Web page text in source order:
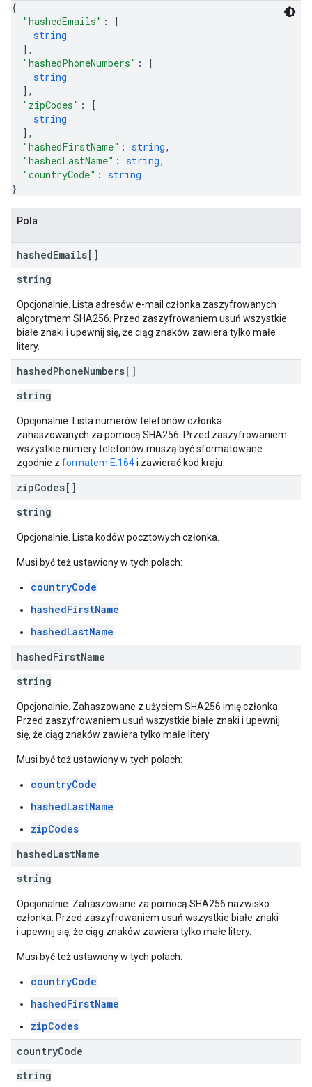
{
"hashedEmails" :
[
string
] ,
"hashedPhoneNumbers" :
[
string
] ,
"zipCodes" :
[
string
] ,
"hashedFirstName" : string,
"hashedLastName" : string,
"countryCode" : string
}
Pola
hashedEmails[]
string
Opcjonalnie. Lista adresów e-mail członka zaszyfrowanych
algorytmem SHA256. Przed zaszyfrowaniem usuń wszystkie
białe znaki i upewnij się, że ciąg znaków zawiera tylko małe
litery.
hashedPhoneNumbers[]
string
Opcjonalnie. Lista numerów telefonów członka
zahaszowanych za pomocą SHA256. Przed zaszyfrowaniem
wszystkie numery telefonów muszą być sformatowane
zgodnie z formatem E.164i zawierać kod kraju.
zipCodes[]
string
Opcjonalnie. Lista kodów pocztowych członka.
Musi być też ustawiony w tych polach:
countryCode
hashedFirstName
hashedLastName
hashedFirstName
string
Opcjonalnie. Zahaszowane z użyciem SHA256 imię członka.
Przed zaszyfrowaniem usuń wszystkie białe znaki i upewnij
się, że ciąg znaków zawiera tylko małe litery.
Musi być też ustawiony w tych polach:
countryCode
hashedLastName
zipCodes
hashedLastName
string
Opcjonalnie. Zahaszowane za pomocą SHA256 nazwisko
członka. Przed zaszyfrowaniem usuń wszystkie białe znaki
i upewnij się, że ciąg znaków zawiera tylko małe litery.
Musi być też ustawiony w tych polach:
countryCode
hashedFirstName
zipCodes
countryCode
string